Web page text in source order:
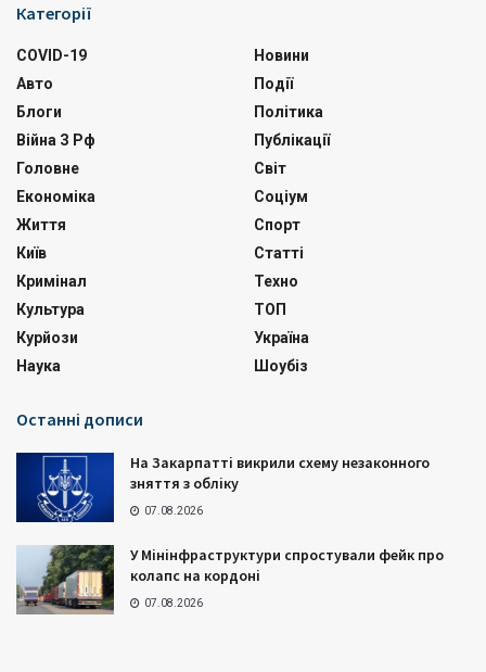
Категорії
COVID-19
Авто
Блоги
Війна З Рф
Головне
Економіка
Життя
Київ
Кримінал
Культура
Курйози
Наука
Новини
Події
Політика
Публікації
Світ
Соціум
Спорт
Статті
Техно
ТОП
Україна
Шоубіз
Останні дописи
На Закарпатті викрили схему незаконного
зняття з обліку
07.08.2026
У Мінінфраструктури спростували фейк про
колапс на кордоні
07.08.2026